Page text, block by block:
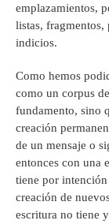
emplazamientos,
listas, fragmentos,
indicios.
Como hemos
como un corpus
fundamento, sino
creación
de un mensaje o
entonces con una
tiene por
creación de
escritura no tiene